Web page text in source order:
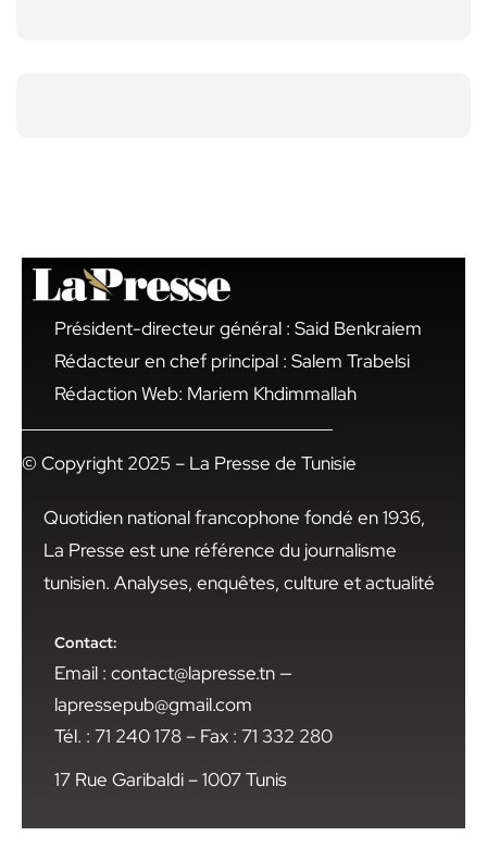
Président-directeur général : Said Benkraiem
Rédacteur en chef principal : Salem Trabelsi
Rédaction Web: Mariem Khdimmallah
© Copyright 2025 – La Presse de Tunisie
Quotidien national francophone fondé en 1936,
La Presse est une référence du journalisme
tunisien. Analyses, enquêtes, culture et actualité
Contact:
Email : contact@lapresse.tn —
lapressepub@gmail.com
Tél. : 71 240 178 – Fax : 71 332 280
17 Rue Garibaldi – 1007 Tunis